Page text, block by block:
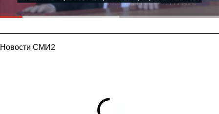
Новости СМИ2